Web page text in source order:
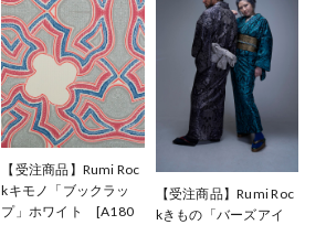
【受注商品】Rumi Roc
kキモノ「ブックラッ
プ」ホワイト [A180
【受注商品】Rumi Roc
kきもの「バーズアイ